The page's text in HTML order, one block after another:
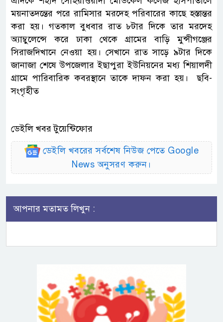
ময়নাতদন্তের পরে রামিসার মরদেহ পরিবারের কাছে হস্তান্তর
করা হয়। গতকাল বুধবার রাত ৮টার দিকে তার মরদেহ
অ্যাম্বুলেন্সে করে ঢাকা থেকে গ্রামের বাড়ি মুন্সীগঞ্জের
সিরাজদিখানে নেওয়া হয়। সেখানে রাত সাড়ে ৯টার দিকে
জানাজা শেষে উপজেলার ইছাপুরা ইউনিয়নের মধ্য শিয়ালদী
গ্রামে পারিবারিক কবরস্থানে তাকে দাফন করা হয়। ছবি-
সংগৃহীত
ডেইলি খবর টুয়েন্টিফোর
ডেইলি খবরের সর্বশেষ নিউজ পেতে Google
News অনুসরণ করুন।
আপনার মতামত লিখুন :